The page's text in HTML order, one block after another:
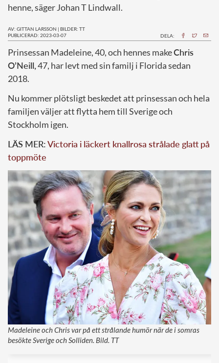
henne, säger Johan T Lindwall.
AV: GITTAN LARSSON | BILDER: TT
PUBLICERAD: 2023-03-07
DELA:
Prinsessan Madeleine, 40, och hennes makeChris
O’Neill,47, har levt med sin familj i Florida sedan
2018.
Nu kommer plötsligt beskedet att prinsessan och hela
familjen väljer att flytta hem till Sverige och
Stockholm igen.
LÄS MER:Victoria i läckert knallrosa strålade glatt på
toppmöte
Madeleine och Chris var på ett strålande humör när de i somras
besökte Sverige och Solliden. Bild. TT